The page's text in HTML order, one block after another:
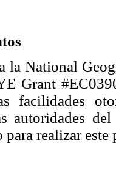
la National
Grant
facilidades
autoridades
realizar este